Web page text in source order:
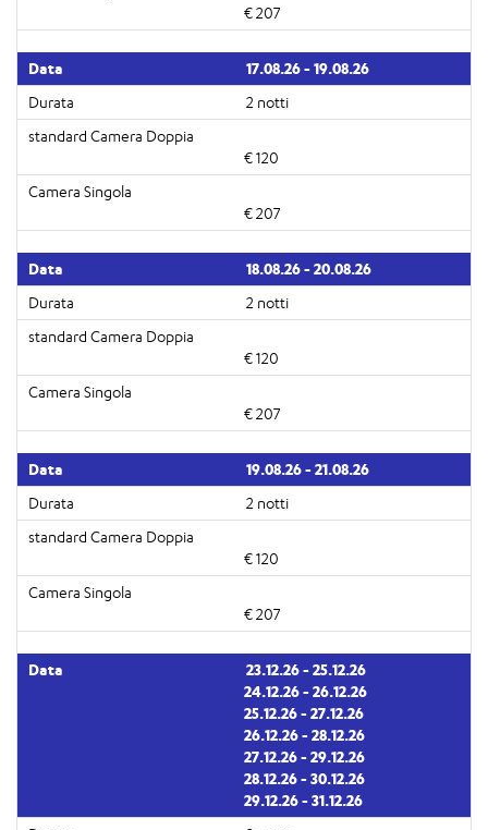
€ 207
17.08.26 - 19.08.26
2 notti
€ 120
€ 207
18.08.26 - 20.08.26
2 notti
€ 120
€ 207
19.08.26 - 21.08.26
2 notti
€ 120
€ 207
23.12.26 - 25.12.26
24.12.26 - 26.12.26
25.12.26 - 27.12.26
26.12.26 - 28.12.26
27.12.26 - 29.12.26
28.12.26 - 30.12.26
29.12.26 - 31.12.26